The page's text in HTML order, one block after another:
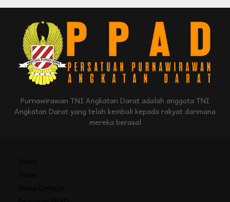
Purnawirawan TNI Angkatan Darat adalah anggota TNI
Angkatan Darat yang telah kembali kepada rakyat darimana
mereka berasal